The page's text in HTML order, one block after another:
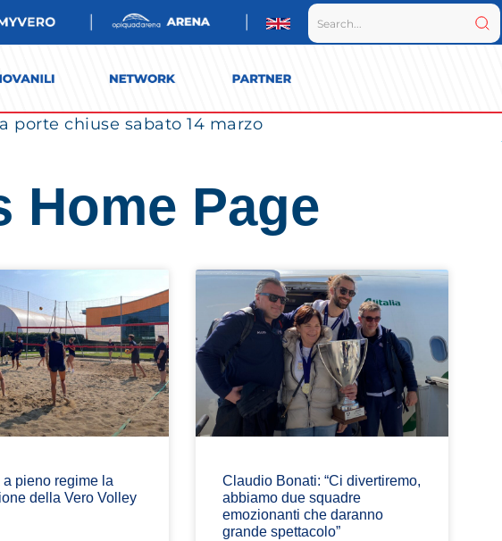
porte chiuse sabato 14 marzo
Home Page
pieno regime la
della Vero Volley
Claudio Bonati: “Ci divertiremo,
abbiamo due squadre
emozionanti che daranno
grande spettacolo”